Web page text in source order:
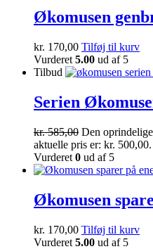
Økomusen
kr. 170,00 Tilføj til kurv
Vurderet 5.00 ud af 5
Tilbud
Serien
kr.585,00 Den
aktuelle pris er: kr. 500,00.
Vurderet 0 ud af 5
Økomusen
kr. 170,00 Tilføj til kurv
Vurderet 5.00 ud af 5